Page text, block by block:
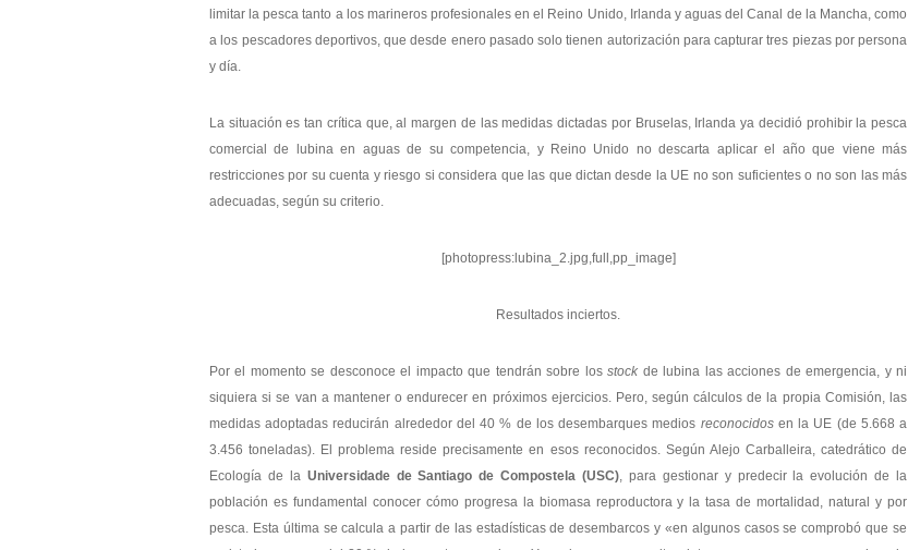
limitar la pesca tanto a los marineros profesionales en el Reino Unido, Irlanda y aguas del Canal de la Mancha, como
a los pescadores deportivos, que desde enero pasado solo tienen autorización para capturar tres piezas por persona
y día.
La situación es tan crítica que, al margen de las medidas dictadas por Bruselas, Irlanda ya decidió prohibir la pesca
comercial de lubina en aguas de su competencia, y Reino Unido no descarta aplicar el año que viene más
restricciones por su cuenta y riesgo si considera que las que dictan desde la UE no son suficientes o no son las más
adecuadas, según su criterio.
[photopress:lubina_2.jpg,full,pp_image]
Resultados inciertos.
Por el momento se desconoce el impacto que tendrán sobre losstock de lubina las acciones de emergencia, y ni
siquiera si se van a mantener o endurecer en próximos ejercicios. Pero, según cálculos de la propia Comisión, las
medidas adoptadas reducirán alrededor del 40 % de los desembarques medios reconocidos en la UE (de 5.668 a
3.456 toneladas). El problema reside precisamente en esos reconocidos. Según Alejo Carballeira, catedrático de
Ecología de la Universidade de Santiago de Compostela (USC), para gestionar y predecir la evolución de la
población es fundamental conocer cómo progresa la biomasa reproductora y la tasa de mortalidad, natural y por
pesca. Esta última se calcula a partir de las estadísticas de desembarcos y «en algunos casos se comprobó que se